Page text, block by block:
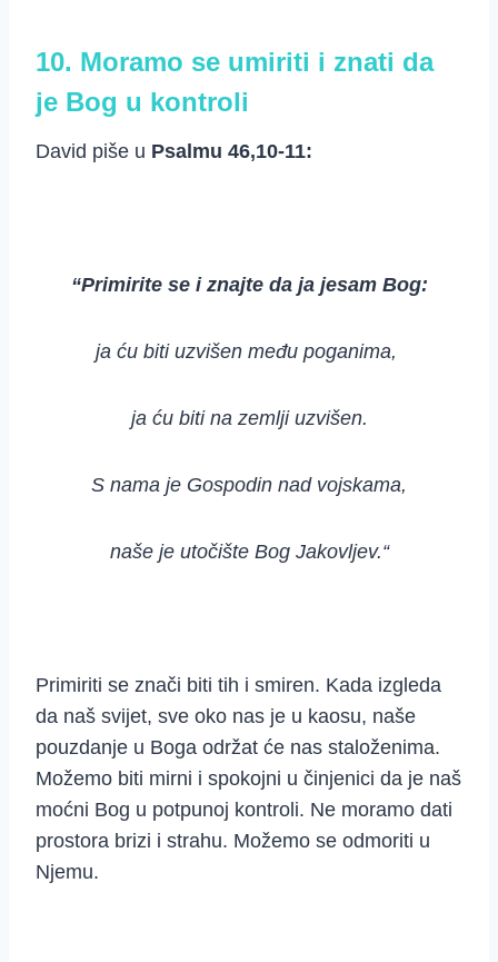
10. Moramo se umiriti i znati da
je Bog u kontroli
David piše u Psalmu 46,10-11:
“Primirite se i znajte da ja jesamBog:
ja ću biti uzvišen među poganima,
ja ću biti na zemlji uzvišen.
S nama je Gospodin nad vojskama,
naše je utočište Bog Jakovljev.“
Primiriti se znači biti tih i smiren. Kada izgleda
da naš svijet, sve oko nas je u kaosu, naše
pouzdanje u Boga održat će nas staloženima.
Možemo biti mirni i spokojni u činjenici da je naš
moćni Bog u potpunoj kontroli. Ne moramo dati
prostora brizi i strahu. Možemo se odmoriti u
Njemu.